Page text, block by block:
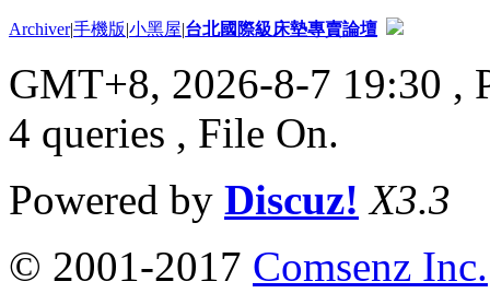
Archiver|手機版|小黑屋|台北國際級床墊專賣論壇
GMT+8, 2026-8-7 19:30 ,
4 queries , File On.
Powered by Discuz! X3.3
© 2001-2017 Comsenz Inc.